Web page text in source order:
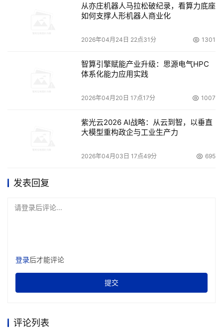
从亦庄机器人马拉松破纪录，看算力底座
如何支撑人形机器人商业化
2026年04月24日 22点31分 1301
智算引擎赋能产业升级：思源电气HPC
体系化能力应用实践
2026年04月20日 17点17分 1007
紫光云2026 AI战略：从云到智，以垂直
大模型重构政企与工业生产力
2026年04月03日 17点49分 695
发表回复
请登录后评论...
登录后才能评论
提交
评论列表